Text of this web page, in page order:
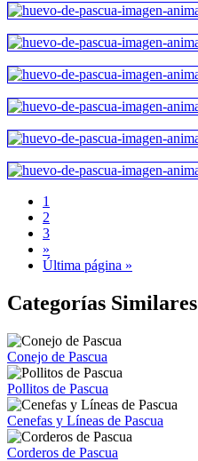
1
2
3
»
Última página »
Categorías Similares
Conejo de Pascua
Pollitos de Pascua
Cenefas y Líneas de Pascua
Corderos de Pascua